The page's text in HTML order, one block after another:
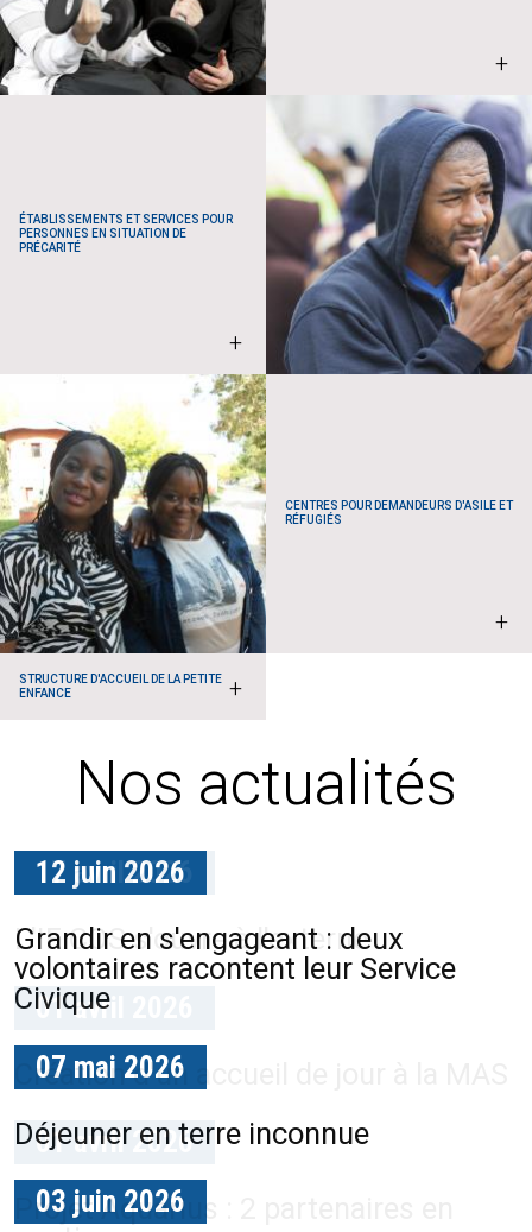
+
ÉTABLISSEMENTS ET SERVICES POUR
PERSONNES EN SITUATION DE
PRÉCARITÉ
+
CENTRES POUR DEMANDEURS D'ASILE ET
RÉFUGIÉS
+
STRUCTURE D'ACCUEIL DE LA PETITE
ENFANCE
+
Nos actualités
12 juin 2026
Grandir en s'engageant : deux
volontaires racontent leur Service
Civique
07 mai 2026
Déjeuner en terre inconnue
03 juin 2026
17 avril 2026
L'IF COS s'ouvre à l'externe
01 avril 2026
Création d'un accueil de jour à la MAS
01 avril 2026
Projet Aquarius : 2 partenaires en